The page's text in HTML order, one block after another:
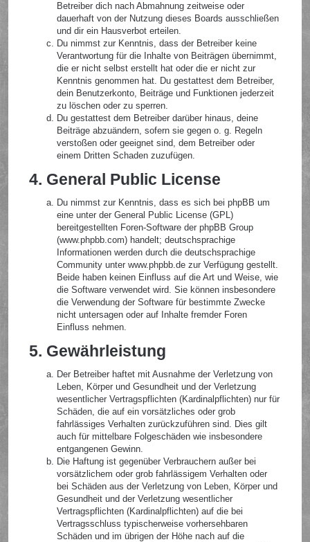
Betreiber dich nach Abmahnung zeitweise oder
dauerhaft von der Nutzung dieses Boards ausschließen
und dir ein Hausverbot erteilen.
Du nimmst zur Kenntnis, dass der Betreiber keine
Verantwortung für die Inhalte von Beiträgen übernimmt,
die er nicht selbst erstellt hat oder die er nicht zur
Kenntnis genommen hat. Du gestattest dem Betreiber,
dein Benutzerkonto, Beiträge und Funktionen jederzeit
zu löschen oder zu sperren.
Du gestattest dem Betreiber darüber hinaus, deine
Beiträge abzuändern, sofern sie gegen o. g. Regeln
verstoßen oder geeignet sind, dem Betreiber oder
einem Dritten Schaden zuzufügen.
4. General Public License
Du nimmst zur Kenntnis, dass es sich bei phpBB um
eine unter der General Public License (GPL)
bereitgestellten Foren-Software der phpBB Group
(www.phpbb.com) handelt; deutschsprachige
Informationen werden durch die deutschsprachige
Community unter www.phpbb.de zur Verfügung gestellt.
Beide haben keinen Einfluss auf die Art und Weise, wie
die Software verwendet wird. Sie können insbesondere
die Verwendung der Software für bestimmte Zwecke
nicht untersagen oder auf Inhalte fremder Foren
Einfluss nehmen.
5. Gewährleistung
Der Betreiber haftet mit Ausnahme der Verletzung von
Leben, Körper und Gesundheit und der Verletzung
wesentlicher Vertragspflichten (Kardinalpflichten) nur für
Schäden, die auf ein vorsätzliches oder grob
fahrlässiges Verhalten zurückzuführen sind. Dies gilt
auch für mittelbare Folgeschäden wie insbesondere
entgangenen Gewinn.
Die Haftung ist gegenüber Verbrauchern außer bei
vorsätzlichem oder grob fahrlässigem Verhalten oder
bei Schäden aus der Verletzung von Leben, Körper und
Gesundheit und der Verletzung wesentlicher
Vertragspflichten (Kardinalpflichten) auf die bei
Vertragsschluss typischerweise vorhersehbaren
Schäden und im übrigen der Höhe nach auf die